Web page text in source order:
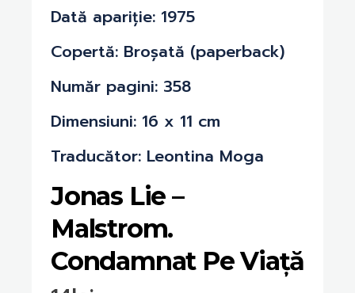
Jonas Lie –
Malstrom.
Condamnat Pe Viață
Dată apariție: 1975
Copertă: Broșată (paperback)
Număr pagini: 358
Dimensiuni: 16 x 11 cm
Traducător: Leontina Moga